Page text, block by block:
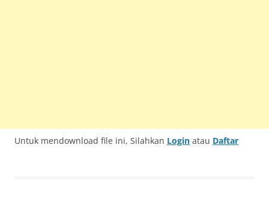
Untuk mendownload file ini, Silahkan Login atau Daftar